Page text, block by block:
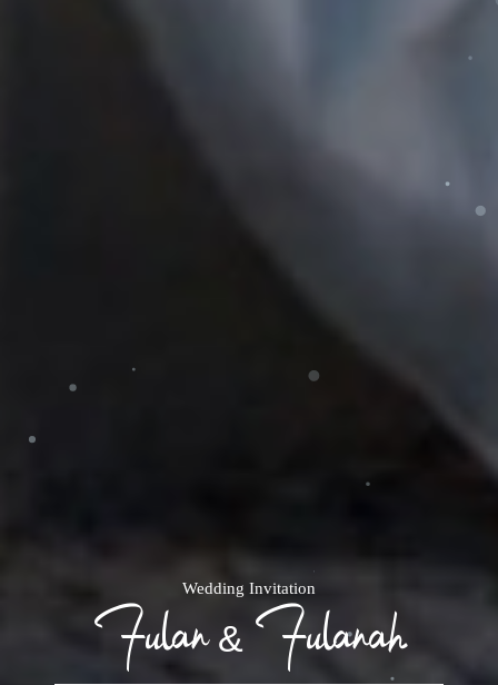
Wedding Invitation
Fulan & Fulanah